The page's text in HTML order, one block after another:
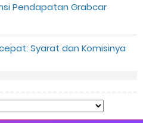
Pendapatan Grabcar
Syarat dan Komisinya